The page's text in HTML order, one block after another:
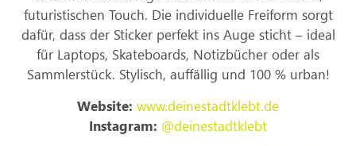
futuristischen Touch. Die individuelle Freiform sorgt
dafür, dass der Sticker perfekt ins Auge sticht – ideal
für Laptops, Skateboards, Notizbücher oder als
Sammlerstück. Stylisch, auffällig und 100 % urban!
Website: www.deinestadtklebt.de
Instagram: @deinestadtklebt